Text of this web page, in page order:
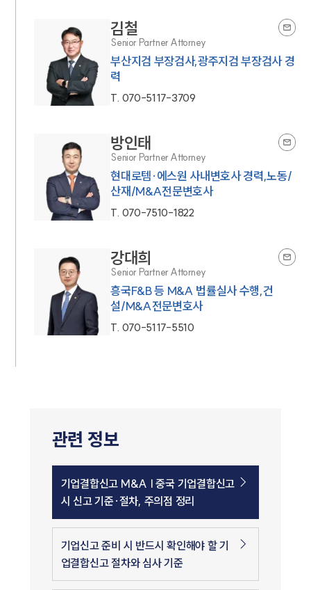
김철
Senior Partner Attorney
부산지검 부장검사,광주지검 부장검사 경
력
T. 070-5117-3709
방인태
Senior Partner Attorney
현대로템·에스원 사내변호사 경력,노동/
산재/M&A전문변호사
T. 070-7510-1822
강대희
Senior Partner Attorney
흥국F&B 등 M&A 법률실사 수행,건
설/M&A전문변호사
T. 070-5117-5510
관련 정보
기업결합신고 M&A | 중국 기업결합신고
시 신고 기준·절차, 주의점 정리
기업신고 준비 시 반드시 확인해야 할 기
업결합신고 절차와 심사 기준